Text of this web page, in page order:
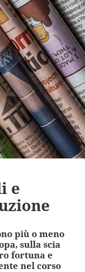
e
più o meno
sulla scia
fortuna e
nel corso